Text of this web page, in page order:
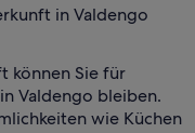
in Valdengo
können Sie für
Valdengo bleiben.
wie Küchen